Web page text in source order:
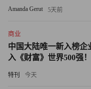
他表示“比特币在我们
特斯拉大量出售比特币
2%。随着比特币交易
大关，过去7天，比特
Amanda Gerut 5天前
商业
中国大陆唯一新入榜企
入《财富》世界500强！
特刊 今天